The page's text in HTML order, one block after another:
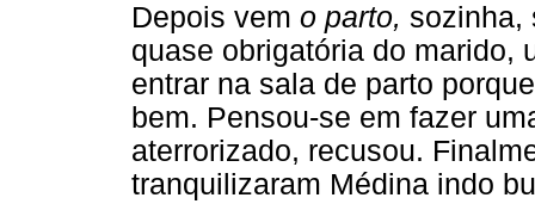
Depois vem o parto, sozinha,
quase obrigatória do marido,
entrar na sala de parto
bem. Pensou-se em fazer
aterrorizado, recusou.
tranquilizaram Médina indo